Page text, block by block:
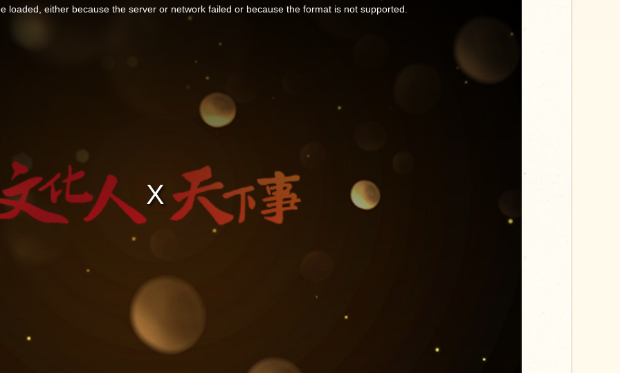
loaded, either because the server or network failed or because the format is not supported.